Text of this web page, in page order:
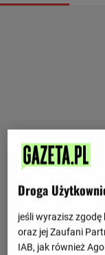
Droga
jeśli wyrazisz zgodę
oraz jej Zaufani
IAB, jak również